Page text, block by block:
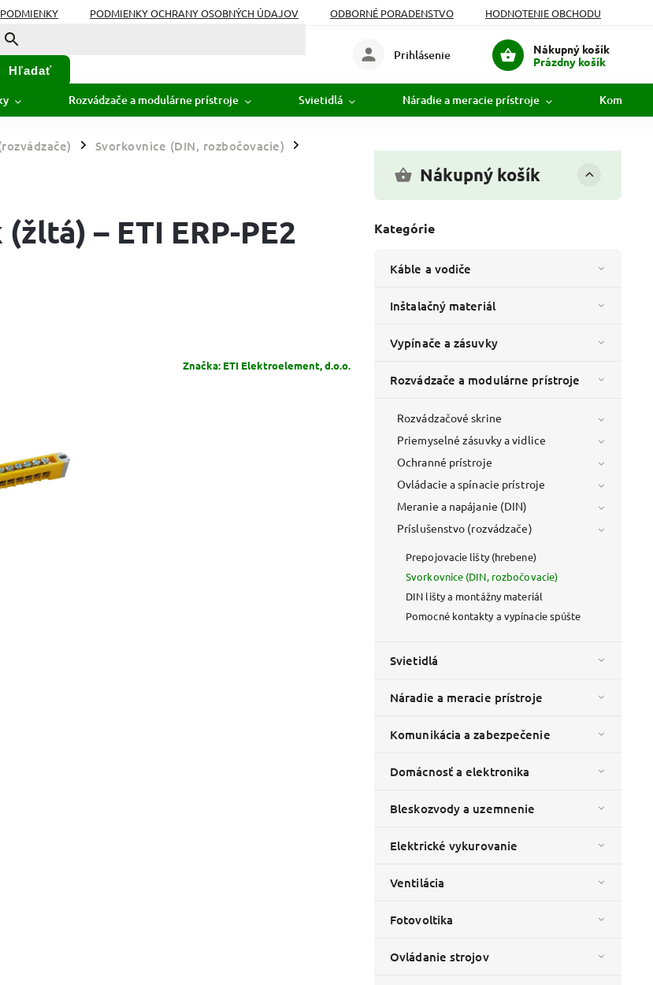
PODMIENKY OCHRANY OSOBNÝCH ÚDAJOV ODBORNÉ PORADENSTVO
HODNOTENIE OBCHODU
Hľadať
Nákupný košík
Prázdny košík
Prihlásenie
Rozvádzače a modulárne prístroje Svietidlá Náradie a meracie prístroje
/ Svorkovnice (DIN, rozbočovacie) /
Nákupný košík
Kategórie
Káble a vodiče
Inštalačný materiál
Vypínače a zásuvky
Rozvádzače a modulárne prístroje
Rozvádzačové skrine
Priemyselné zásuvky a vidlice
Ochranné prístroje
Ovládacie a spínacie prístroje
Meranie a napájanie (DIN)
Príslušenstvo (rozvádzače)
Prepojovacie lišty (hrebene)
Svorkovnice (DIN, rozbočovacie)
DIN lišty a montážny materiál
Pomocné kontakty a vypínacie spúšte
Svietidlá
Náradie a meracie prístroje
Komunikácia a zabezpečenie
Domácnosť a elektronika
Bleskozvody a uzemnenie
Elektrické vykurovanie
Ventilácia
Fotovoltika
Ovládanie strojov
– ETI ERP-PE2
Značka: ETI Elektroelement, d.o.o.